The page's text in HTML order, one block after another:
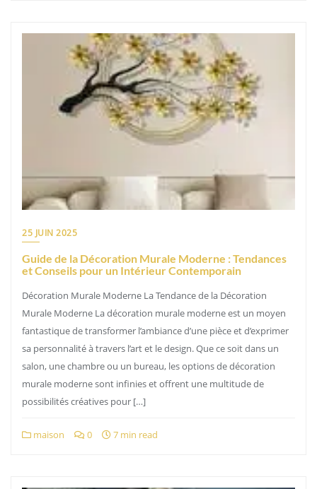
25 JUIN 2025
Guide de la Décoration Murale Moderne : Tendances
et Conseils pour un Intérieur Contemporain
Décoration Murale Moderne La Tendance de la Décoration
Murale Moderne La décoration murale moderne est un moyen
fantastique de transformer l’ambiance d’une pièce et d’exprimer
sa personnalité à travers l’art et le design. Que ce soit dans un
salon, une chambre ou un bureau, les options de décoration
murale moderne sont infinies et offrent une multitude de
possibilités créatives pour […]
maison 0 7 min read